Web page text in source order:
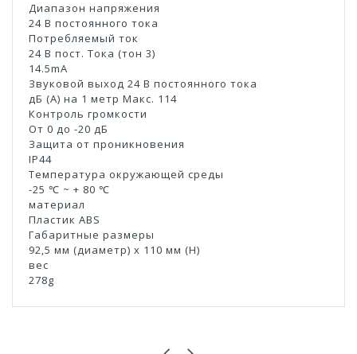
Диапазон напряжения
24 В постоянного тока
Потребляемый ток
24 В пост. Тока (тон 3)
14.5mA
Звуковой выход 24 В постоянного тока
дБ (A) на 1 метр Макс. 114
Контроль громкости
От 0 до -20 дБ
Защита от проникновения
IP44
Температура окружающей среды
-25 ℃ ~ + 80 ℃
материал
Пластик ABS
Габаритные размеры
92,5 мм (диаметр) x 110 мм (H)
вес
278g